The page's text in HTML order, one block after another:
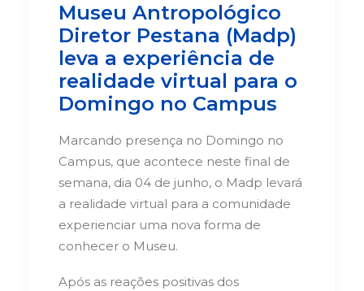
Museu Antropológico
Diretor Pestana (Madp)
leva a experiência de
realidade virtual para o
Domingo no Campus
Marcando presença no Domingo no
Campus, que acontece neste final de
semana, dia 04 de junho, o Madp levará
a realidade virtual para a comunidade
experienciar uma nova forma de
conhecer o Museu.
Após as reações positivas dos